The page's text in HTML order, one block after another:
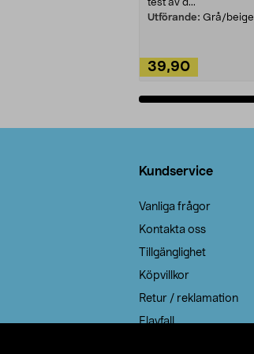
test av d...
Utförande: Grå/beige
39,90
Kundservice
Vanliga frågor
Kontakta oss
Tillgänglighet
Köpvillkor
Retur / reklamation
Elavfall